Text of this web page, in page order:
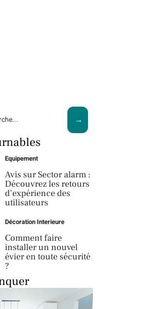
Equipement
Avis sur Sector alarm :
Découvrez les retours
d’expérience des
utilisateurs
Décoration Interieure
Comment faire
installer un nouvel
évier en toute sécurité
?